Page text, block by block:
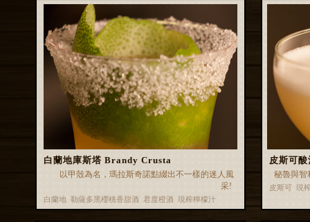
白蘭地庫斯塔 Brandy Crusta
以甲殼為名，瑪拉斯奇諾點綴出不一樣的迷人風
采!
白蘭地 勒薩多黑櫻桃香甜酒 君度橙酒 現榨檸檬汁
皮斯可
秘魯與智
皮斯可 現